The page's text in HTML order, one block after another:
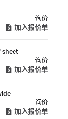
询价
加入报价单
sheet
询价
加入报价单
询价
加入报价单